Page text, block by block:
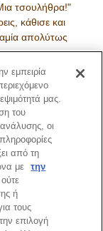
τσουλήθρα!"
κάθισε και
απολύτως
Κορυφή Σελίδας
εμπειρία
μας.
του
οι
από τη
με
την
ή
τους
επιλογή